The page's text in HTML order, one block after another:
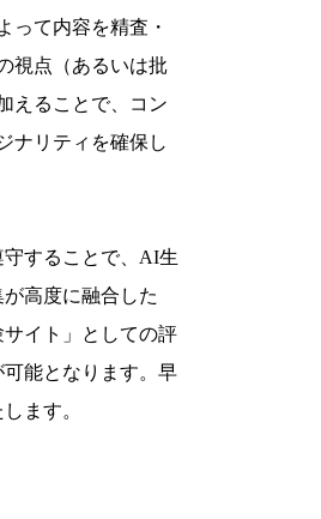
って内容を精査・
視点（あるいは批
えることで、コン
ナリティを確保し
することで、AI生
高度に融合した
サイト」としての評
能となります。早
ます。